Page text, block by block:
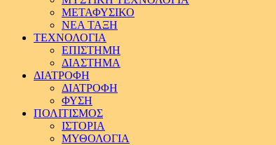
ΜΕΤΑΦΥΣΙΚΟ
ΝΕΑ ΤΑΞΗ
ΤΕΧΝΟΛΟΓΙΑ
ΕΠΙΣΤΗΜΗ
ΔΙΑΣΤΗΜΑ
ΔΙΑΤΡΟΦΗ
ΔΙΑΤΡΟΦΗ
ΦΥΣΗ
ΠΟΛΙΤΙΣΜΟΣ
ΙΣΤΟΡΙΑ
ΜΥΘΟΛΟΓΙΑ